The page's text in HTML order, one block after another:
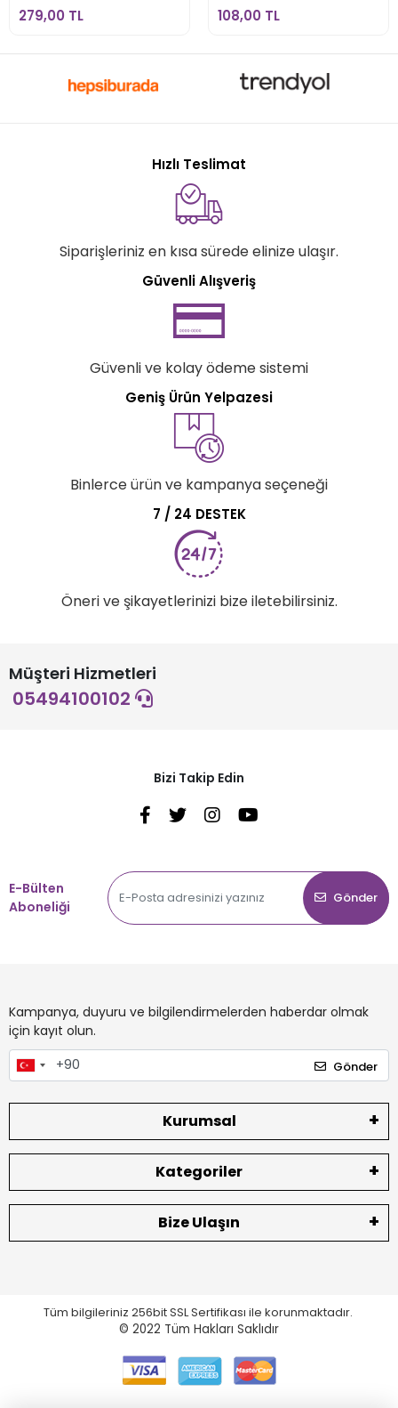
279,00 TL 108,00 TL
Hızlı Teslimat
Siparişleriniz en kısa sürede elinize ulaşır.
Güvenli Alışveriş
Güvenli ve kolay ödeme sistemi
Geniş Ürün Yelpazesi
Binlerce ürün ve kampanya seçeneği
7 / 24 DESTEK
Öneri ve şikayetlerinizi bize iletebilirsiniz.
Müşteri Hizmetleri
05494100102
Bizi Takip Edin
E-Bülten
Aboneliği
Gönder
Kampanya, duyuru ve bilgilendirmelerden haberdar olmak
için kayıt olun.
Gönder
Kurumsal
Kategoriler
Bize Ulaşın
Tüm bilgileriniz 256bit SSL Sertifikası ile korunmaktadır.
© 2022 Tüm Hakları Saklıdır